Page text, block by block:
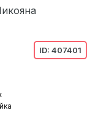
ID: 407401